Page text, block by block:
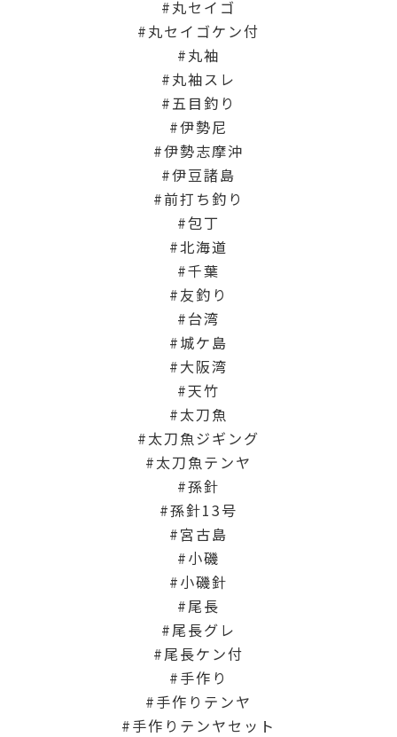
丸セイゴ
丸セイゴケン付
丸袖
丸袖スレ
五目釣り
伊勢尼
伊勢志摩沖
伊豆諸島
前打ち釣り
包丁
北海道
千葉
友釣り
台湾
城ケ島
大阪湾
天竹
太刀魚
太刀魚ジギング
太刀魚テンヤ
孫針
孫針13号
宮古島
小磯
小磯針
尾長
尾長グレ
尾長ケン付
手作り
手作りテンヤ
手作りテンヤセット